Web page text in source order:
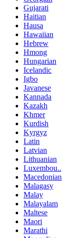
Gujarati
Haitian
Hausa
Hawaiian
Hebrew
Hmong
Hungarian
Icelandic
Igbo
Javanese
Kannada
Kazakh
Khmer
Kurdish
Kyrgyz
Latin
Latvian
Lithuanian
Luxembou..
Macedonian
Malagasy
Malay
Malayalam
Maltese
Maori
Marathi